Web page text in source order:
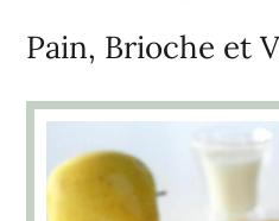
Pain, Brioche et